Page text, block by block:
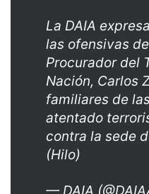
La DAIA
las ofensivas
Procurador del
Nación, Carlos
familiares de
atentado
contra la sede
(Hilo)